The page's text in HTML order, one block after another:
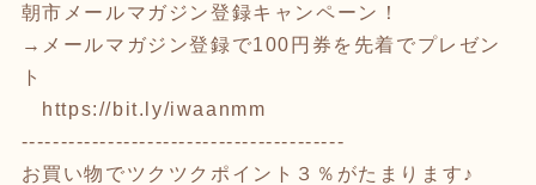
朝市メールマガジン登録キャンペーン！
→メールマガジン登録で100円券を先着でプレゼン
ト
https://bit.ly/iwaanmm
-----------------------------------------
お買い物でツクツクポイント３％がたまります♪